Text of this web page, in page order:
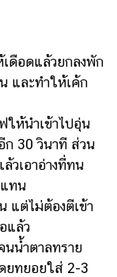
ดือดแล้วยกลงพัก
และทำให้เค้ก
ให้นำเข้าไปอุ่น
ก 30 วินาที ส่วน
วเอาอ่างที่ทน
แทน
แต่ไม่ต้องตีเข้า
แล้ว
น้ำตาลทราย
ยทยอยใส่ 2-3